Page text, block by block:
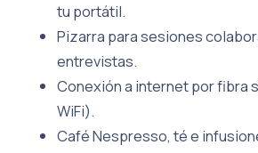
tu portátil.
Pizarra para sesiones
entrevistas.
Conexión a internet por fibra
WiFi).
Café Nespresso, té e